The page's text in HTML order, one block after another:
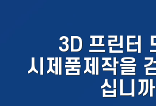
3D 프린터
시제품제작을
십니